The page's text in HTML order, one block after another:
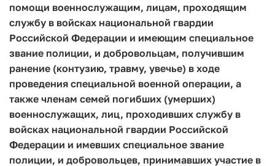
помощи военнослужащим, лицам, проходящим
службу в войсках национальной гвардии
Российской Федерации и имеющим специальное
звание полиции, и добровольцам, получившим
ранение (контузию, травму, увечье) в ходе
проведения специальной военной операции, а
также членам семей погибших (умерших)
военнослужащих, лиц, проходивших службу в
войсках национальной гвардии Российской
Федерации и имевших специальное звание
полиции, и добровольцев, принимавших участие в